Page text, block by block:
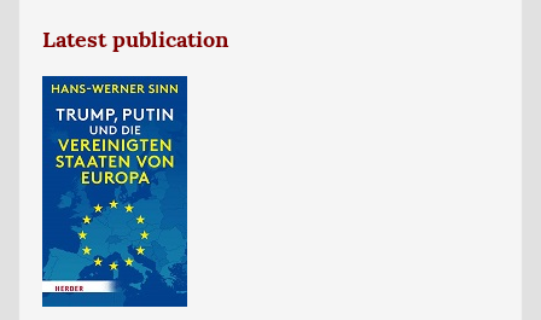
Latest publication